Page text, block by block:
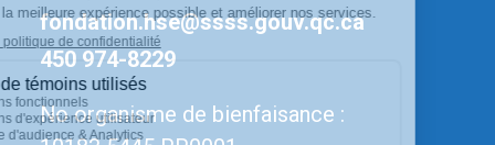
fondation.hse@ssss.gouv.qc.ca
450 974-8229
No organisme de bienfaisance :